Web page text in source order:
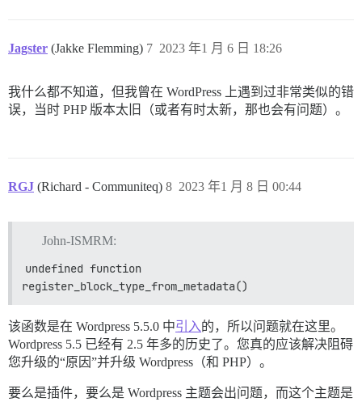
Jagster (Jakke Flemming) 2023 年1 月 6 日 18:26
7
我什么都不知道，但我曾在 WordPress 上遇到过非常类似的错
误，当时 PHP 版本太旧（或者有时太新，那也会有问题）。
RGJ (Richard - Communiteq) 2023 年1 月 8 日 00:44
8
John-ISMRM:
undefined function
register_block_type_from_metadata()
该函数是在 Wordpress 5.5.0 中引入的，所以问题就在这里。
Wordpress 5.5 已经有 2.5 年多的历史了。您真的应该解决阻碍
您升级的“原因”并升级 Wordpress（和 PHP）。
要么是插件，要么是 Wordpress 主题会出问题，而这个主题是